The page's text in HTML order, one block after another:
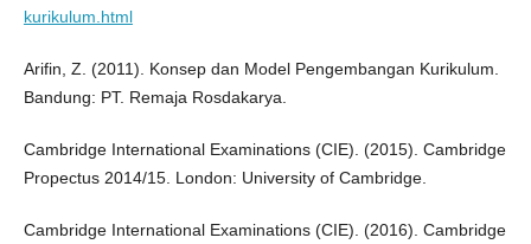
kurikulum.html
Arifin, Z. (2011). Konsep dan Model Pengembangan Kurikulum.
Bandung: PT. Remaja Rosdakarya.
Cambridge International Examinations (CIE). (2015). Cambridge
Propectus 2014/15. London: University of Cambridge.
Cambridge International Examinations (CIE). (2016). Cambridge